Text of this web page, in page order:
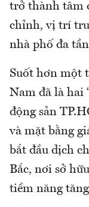
trở thành tâm
chỉnh, vị trí
nhà phố đa
Suốt hơn một
Nam đã là hai
động sản
và mặt bằng
bắt đầu dịch
Bắc, nơi sở
tiềm năng